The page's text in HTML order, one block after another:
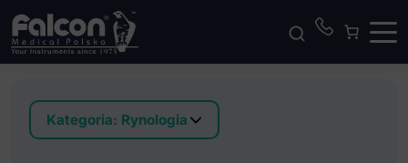
Kategoria: Rynologia